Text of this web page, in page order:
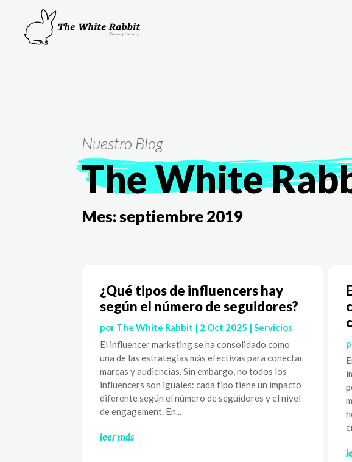
Nuestro Blog
The White
Mes:septiembre 2019
¿Qué tipos de influencers hay
según el número de seguidores?
por The White Rabbit | 2 Oct 2025 |Servicios
El influencer marketing se ha consolidado como
una de las estrategias más efectivas para conectar
marcas y audiencias. Sin embargo, no todos los
influencers son iguales: cada tipo tiene un impacto
diferente según el número de seguidores y el nivel
de engagement. En...
leer más